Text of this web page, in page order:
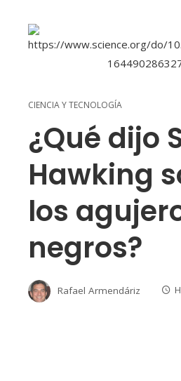
CIENCIA Y TECNOLOGÍA
¿Qué dijo
Hawking
los
negros?
Rafael Armendáriz